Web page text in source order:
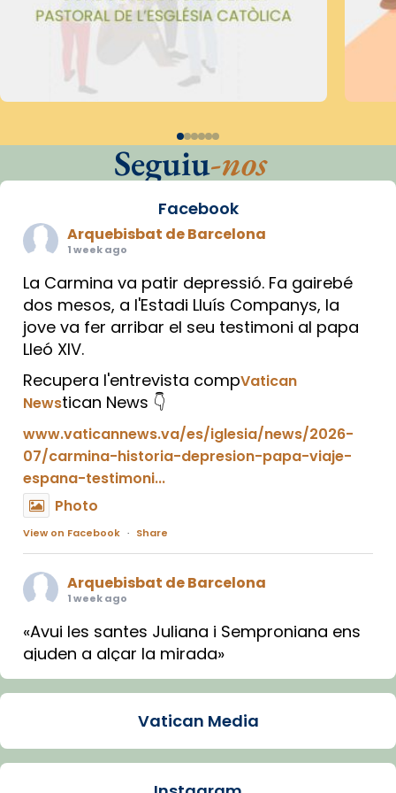
Seguiu-nos
Facebook
Arquebisbat de Barcelona
1 week ago
La Carmina va patir depressió. Fa gairebé
dos mesos, a l'Estadi Lluís Companys, la
jove va fer arribar el seu testimoni al papa
Lleó XIV.
Recupera l'entrevista compVatican
Newstican News 👇
www.vaticannews.va/es/iglesia/news/2026-
07/carmina-historia-depresion-papa-viaje-
espana-testimoni...
Photo
View on Facebook · Share
Arquebisbat de Barcelona
1 week ago
«Avui les santes Juliana i Semproniana ens
ajuden a alçar la mirada»
Mons. Sergi Gordo, bisbe de Tortosa, ha
Santes de Mataró.
🔗tinyurl.com/cvu5jmbk
Vatican Media